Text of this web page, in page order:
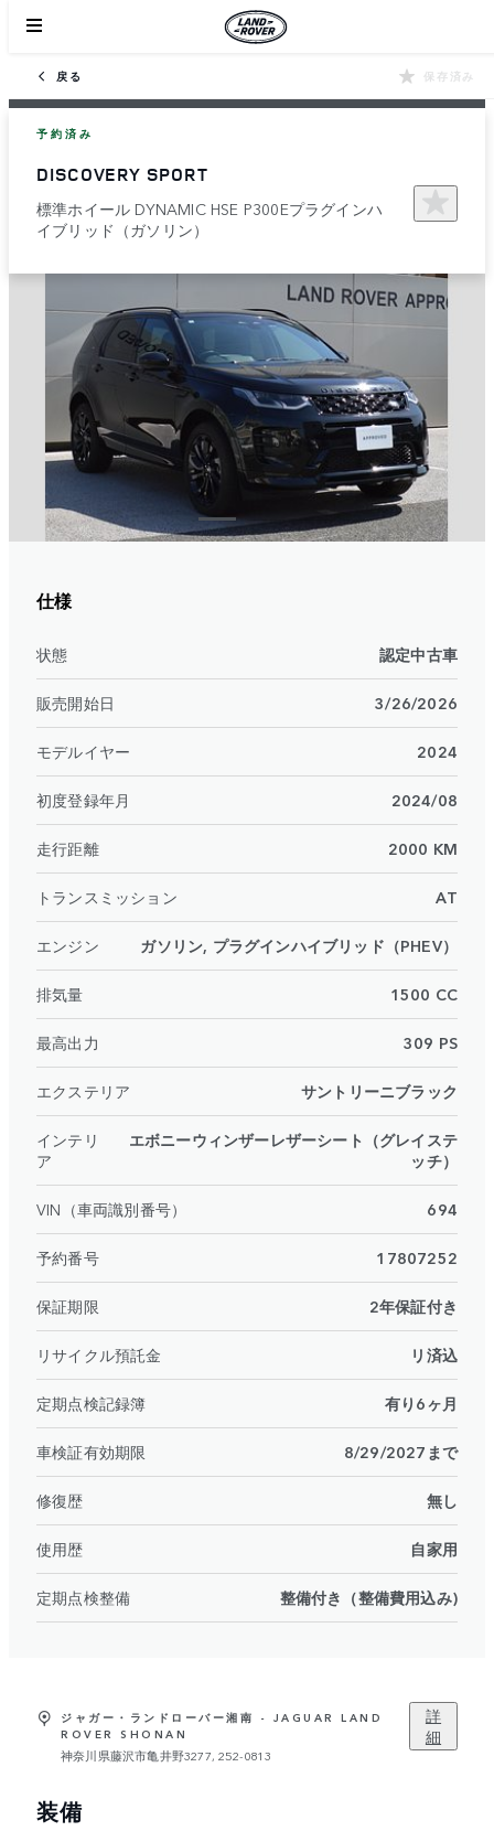
戻る 保存済み
予約済み
DISCOVERY SPORT
標準ホイール DYNAMIC HSE P300Eプラグインハ
イブリッド（ガソリン）
仕様
状態 認定中古車
販売開始日 3/26/2026
モデルイヤー 2024
初度登録年月 2024/08
走行距離 2000 KM
トランスミッション AT
エンジン ガソリン, プラグインハイブリッド（PHEV）
排気量 1500 CC
最高出力 309 PS
エクステリア サントリーニブラック
インテリ
ア
エボニーウィンザーレザーシート（グレイステ
ッチ）
VIN（車両識別番号） 694
予約番号 17807252
保証期限 2年保証付き
リサイクル預託金 リ済込
定期点検記録簿 有り6ヶ月
車検証有効期限 8/29/2027まで
修復歴 無し
使用歴 自家用
定期点検整備 整備付き（整備費用込み)
ジャガー・ランドローバー湘南 - JAGUAR LAND
ROVER SHONAN
神奈川県藤沢市亀井野3277, 252-0813
詳
細
装備